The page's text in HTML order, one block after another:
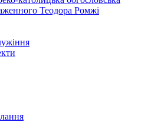
Теодора Ромжі